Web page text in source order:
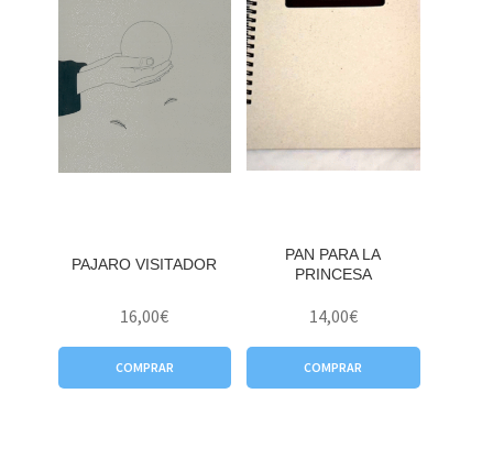
PAJARO VISITADOR
16,00€
COMPRAR
PAN PARA LA
PRINCESA
14,00€
COMPRAR